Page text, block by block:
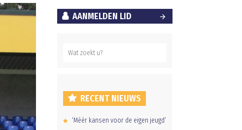
AANMELDEN LID
RECENT NIEUWS
‘Méér kansen voor de eigen jeugd’